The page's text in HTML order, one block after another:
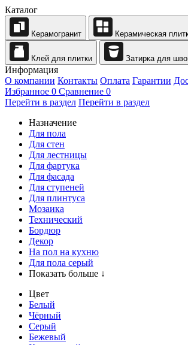
Каталог
Керамогранит Керамическая
Клей для плитки Затирка для
Информация
О компании Контакты Оплата Гарантии
Избранное 0 Сравнение 0
Перейти в раздел Перейти в раздел
Назначение
Для пола
Для стен
Для лестницы
Для фартука
Для фасада
Для ступеней
Для плинтуса
Мозаика
Технический
Бордюр
Декор
На пол на кухню
Для пола серый
Показать больше ↓
Цвет
Белый
Чёрный
Серый
Бежевый